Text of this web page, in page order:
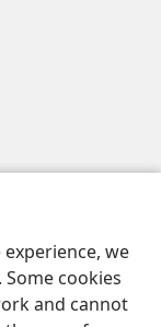
we
cookies
and cannot